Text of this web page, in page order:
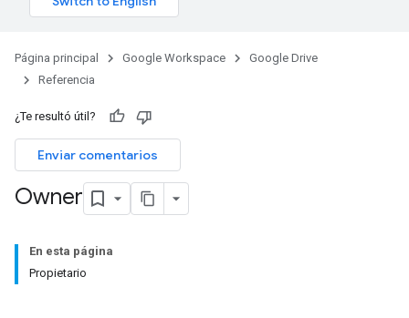
Página principal Google Workspace
Google Drive
Referencia
¿Te resultó útil?
Enviar comentarios
Owner
En esta página
Propietario